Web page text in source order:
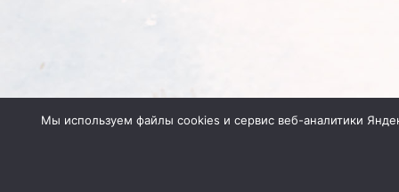
Мы используем файлы cookies и сервис веб-аналитики